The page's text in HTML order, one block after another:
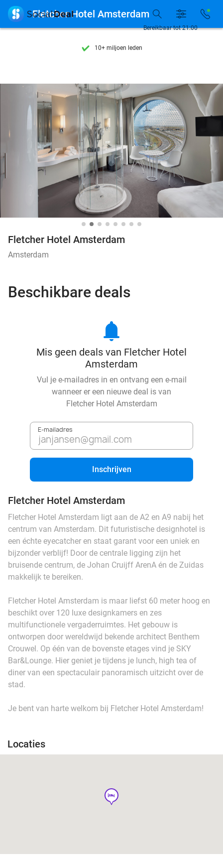
7 dagen per week beschikbaar
10+ miljoen leden
7 dagen per week beschikbaar
10+ miljoen leden
Bereikbaar tot 21:00
 Fletcher Hotel Amsterdam
Fletcher Hotel Amsterdam
Amsterdam
Beschikbare deals
notifications
Mis geen deals van Fletcher Hotel
Amsterdam
Vul je e-mailadres in en ontvang een e-mail
wanneer er een nieuwe deal is van
Fletcher Hotel Amsterdam
E-mailadres
Inschrijven
Fletcher Hotel Amsterdam
Fletcher Hotel Amsterdam ligt aan de A2 en A9 nabij het
centrum van Amsterdam. Dit futuristische designhotel is
een échte eyecatcher en staat garant voor een uniek en
bijzonder verblijf! Door de centrale ligging zijn het
bruisende centrum, de Johan Cruijff ArenA én de Zuidas
makkelijk te bereiken.
Fletcher Hotel Amsterdam is maar liefst 60 meter hoog en
beschikt over 120 luxe designkamers en zes
multifunctionele vergaderruimtes. Het gebouw is
ontworpen door wereldwijd bekende architect Benthem
Crouwel. Op één van de bovenste etages vind je SKY
Bar&Lounge. Hier geniet je tijdens je lunch, high tea of
diner van een spectaculair panoramisch uitzicht over de
stad.
Je bent van harte welkom bij Fletcher Hotel Amsterdam!
Locaties
hotel